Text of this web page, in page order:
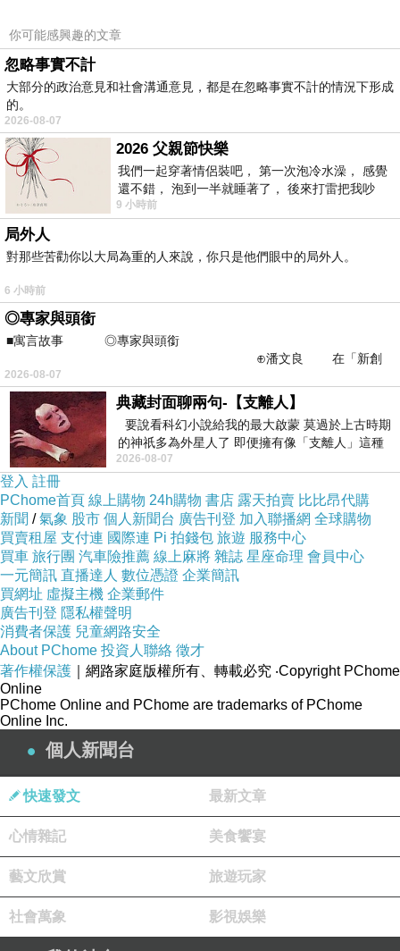
in Osaka 5d)本來想說住這間因該要大失血了
~~
原來親愛的女友在訂房網預訂的房間很多都有
優惠~
真是省了很多錢!!真的太感動了!!
而且聽說這邊是可以全世界訂房
也太方便了吧！！不用在那邊找翻譯啦ＱＱ
SG套房公寓 - 大阪5d (SG Studio Apartment in
Osaka 5d) 的介紹在下面
如果有興趣到這附近玩的，不妨可以看看喔！
以下是 SG套房公寓 - 大阪5d (SG Studio
Apartment in Osaka 5d) 的介紹 如果也跟我一樣
喜歡不妨看看喔!
PS.若您家裡有0~4歲的小朋友，
費《迪士尼美語世界試用包》
↓↓↓限量特優價格按鈕↓↓↓
你可能感興趣的文章
忽略事實不計
大部分的政治意見和社會溝通意見，都是在忽略事實不計的情況下形成
的。
2026-08-07
2026 父親節快樂
我們一起穿著情侶裝吧， 第一次泡冷水澡， 感覺
還不錯， 泡到一半就睡著了， 後來打雷把我吵
醒， 手
9 小時前
局外人
對那些苦勸你以大局為重的人來說，你只是他們眼中的局外人。
6 小時前
◎專家與頭銜
■寓言故事 ◎專家與頭銜
⊕潘文良 在「新創
之谷」裡——
2026-08-07
典藏封面聊兩句-【支離人】
要說看科幻小說給我的最大啟蒙 莫過於上古時期
的神祇多為外星人了 即便擁有像「支離人」這種
驚世駭俗的神通法門 也未必讀
2026-08-07
登入 註冊
PChome首頁 線上購物 24h購物 書店 露天拍賣 比比昂代購
新聞 /氣象 股市 個人新聞台 廣告刊登 加入聯播網 全球購物
買賣租屋 支付連 國際連 Pi 拍錢包 旅遊 服務中心
買車 旅行團 汽車險推薦 線上麻將 雜誌 星座命理 會員中心
一元簡訊 直播達人 數位憑證 企業簡訊
買網址 虛擬主機 企業郵件
廣告刊登 隱私權聲明
消費者保護 兒童網路安全
About PChome 投資人聯絡 徵才
著作權保護 ｜網路家庭版權所有、轉載必究 ‧Copyright PChome
Online
PChome Online and PChome are trademarks of PChome
Online Inc.
個人新聞台
快速發文 最新文章
心情雜記 美食饗宴
藝文欣賞 旅遊玩家
社會萬象 影視娛樂